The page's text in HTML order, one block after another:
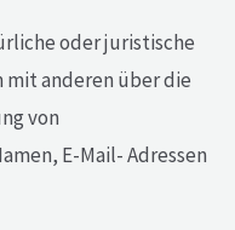
oder juristische
mit anderen über die
von
E-Mail- Adressen